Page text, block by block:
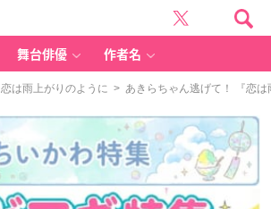
舞台俳優 作者名
恋は雨上がりのように > あきらちゃん逃げて！ 『恋